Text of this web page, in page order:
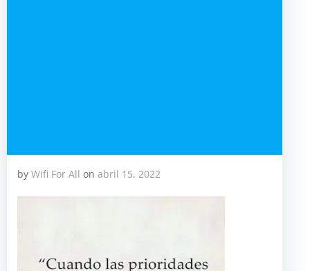
by Wifi For All on abril 15, 2022